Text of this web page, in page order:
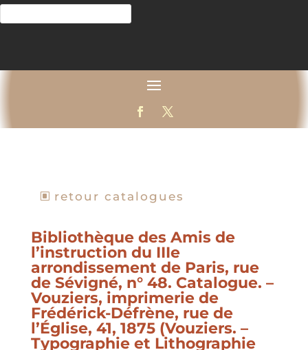
retour catalogues
Bibliothèque des Amis de
l’instruction du IIIe
arrondissement de Paris, rue
de Sévigné, n° 48. Catalogue. –
Vouziers, imprimerie de
Frédérick-Défrène, rue de
l’Église, 41, 1875 (Vouziers. –
Typographie et Lithographie